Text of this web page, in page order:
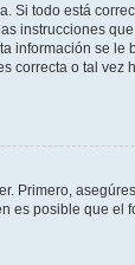
Si todo está
instrucciones
información se
correcta o tal
Primero,
es posible que